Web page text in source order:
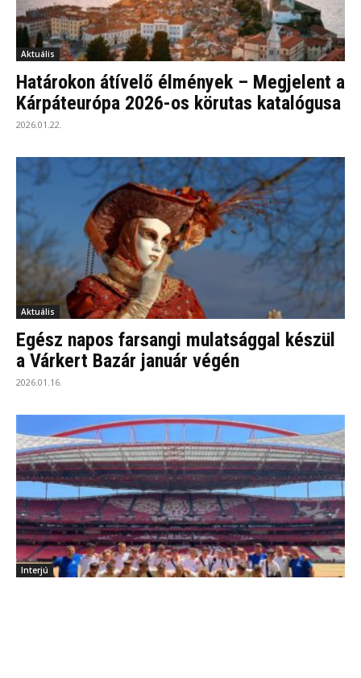
Aktuális
Határokon átívelő élmények – Megjelent a
Kárpáteurópa 2026-os körutas katalógusa
2026.01.22.
Aktuális
Egész napos farsangi mulatsággal készül
a Várkert Bazár január végén
2026.01.16.
Interjú